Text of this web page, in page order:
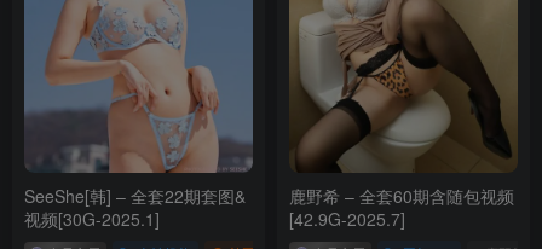
SeeShe[韩] – 全套22期套图&
视频[30G-2025.1]
鹿野希 – 全套60期含随包视频
[42.9G-2025.7]